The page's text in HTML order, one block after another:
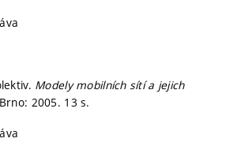
Modely mobilních sítí a jejich
Brno: 2005. 13 s.